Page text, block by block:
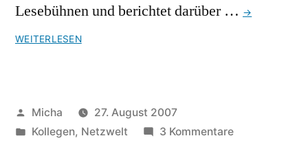
Lesebühnen und berichtet darüber … →
WEITERLESEN
Veröffentlicht
von
Micha
27. August 2007
Veröffentlicht
Kollegen, Netzwelt 3 Kommentarezu